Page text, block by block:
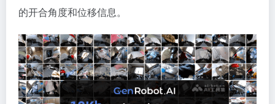
的开合角度和位移信息。